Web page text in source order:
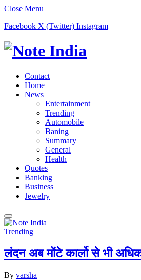
Close Menu
Facebook X (Twitter) Instagram
Contact
Home
News
Entertainment
Trending
Automobile
Baning
Summary
General
Health
Quotes
Banking
Business
Jewelry
Trending
लंदन अब मोंटे कार्लो से भी
By varsha